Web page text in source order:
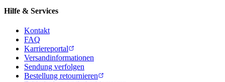
Hilfe & Services
Kontakt
FAQ
Karriereportal
Versandinformationen
Sendung verfolgen
Bestellung retournieren